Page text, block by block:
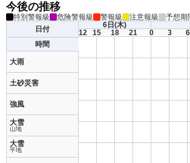
今後の推移
特別警報級 危険警報級 警報級 注意報級
予想期
日付
時間
大雨
土砂災害
強風
大雪
山地
大雪
平地
6日 (木)
12
15 18 21
0
3 6